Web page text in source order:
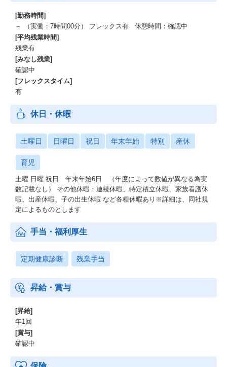
[勤務時間]
～ （実働：7時間00分） フレックス有 休憩時間：確認中
[平均残業時間]
残業有
[みなし残業]
確認中
[フレックスタイム]
有
休日・休暇
土曜日 日曜日 祝日 年末年始 特別 産休
育児
土曜 日曜 祝日 年末年始6日 （年度によって数値が異なる為実
数記載なし） その他休暇：連続休暇、特定積立休暇、家族看護休
暇、出産休暇、子の出生休暇 など各種休暇あり※詳細は、同社規
定によるものとします
手当・福利厚生
定期健康診断 残業手当
昇給・賞与
[昇給]
年1回
[賞与]
確認中